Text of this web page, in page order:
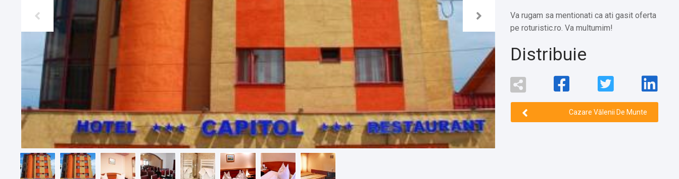
Va rugam sa mentionati ca ati gasit oferta
pe roturistic.ro. Va multumim!
Distribuie
Cazare Vălenii De Munte